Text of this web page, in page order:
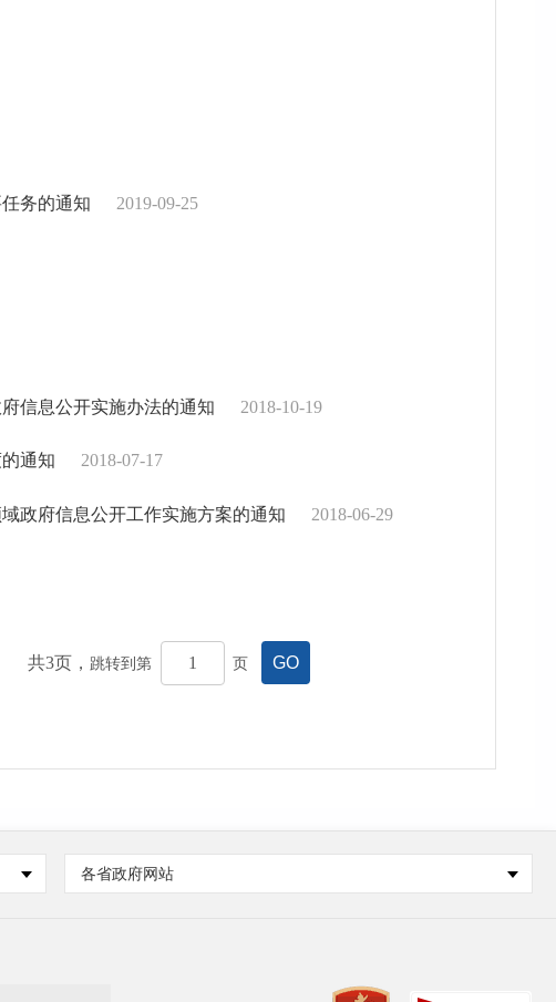
务的通知 2019-09-25
信息公开实施办法的通知 2018-10-19
通知 2018-07-17
政府信息公开工作实施方案的通知 2018-06-29
共3页， 跳转到第 页 GO
各省政府网站